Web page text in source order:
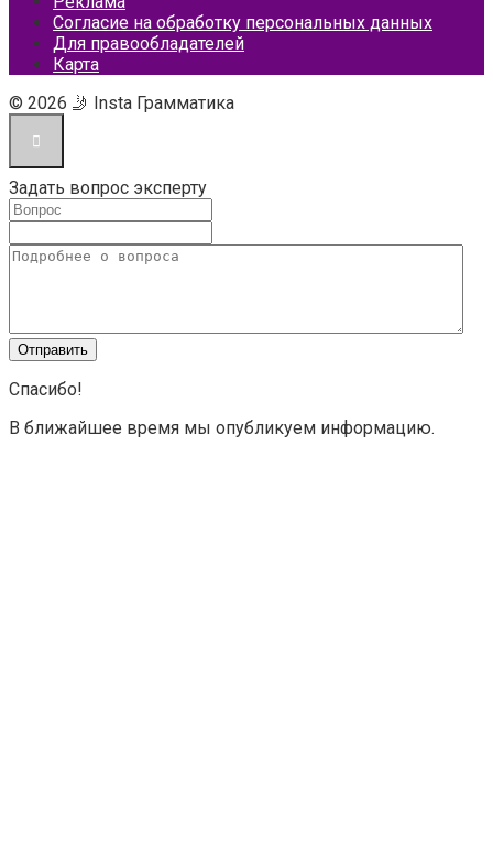
Согласие на обработку персональных данных
Для правообладателей
Карта
© 2026 🤳 Insta Грамматика
Задать вопрос эксперту
Спасибо!
В ближайшее время мы опубликуем информацию.